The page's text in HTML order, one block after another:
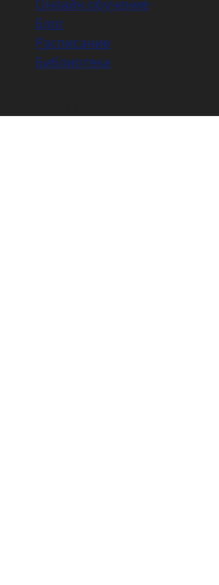
Онлайн обучение
Блог
Расписание
Библиотека